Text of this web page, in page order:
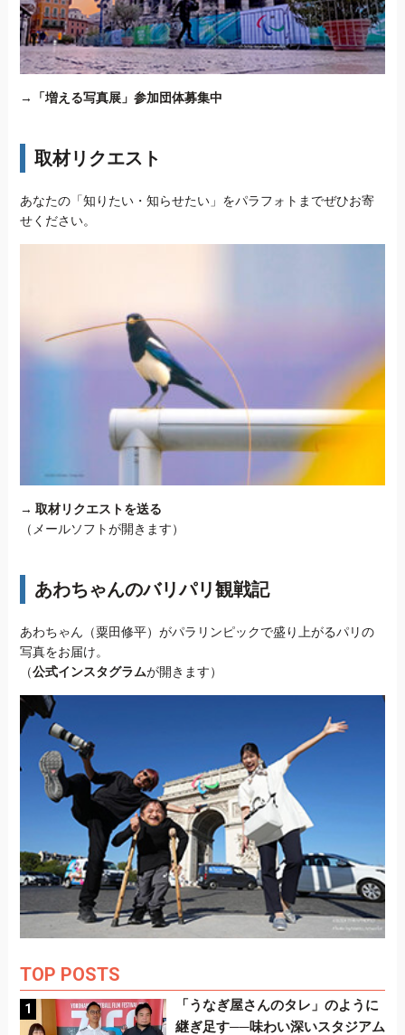
→ 「増える写真展」参加団体募集中
取材リクエスト
あなたの「知りたい・知らせたい」をパラフォトまでぜひお寄
せください。
→ 取材リクエストを送る
（メールソフトが開きます）
あわちゃんのバリパリ観戦記
あわちゃん（粟田修平）がパラリンピックで盛り上がるパリの
写真をお届け。
（公式インスタグラムが開きます）
TOP POSTS
「うなぎ屋さんのタレ」のように
継ぎ足す──味わい深いスタジアム